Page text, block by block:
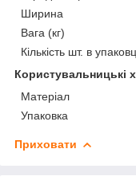
Ширина
Вага (кг)
Кількість шт. в
Користувальницькі
Матеріал
Упаковка
Приховати